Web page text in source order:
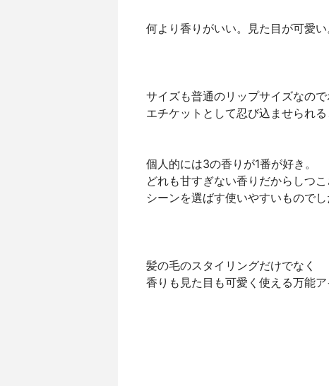
何より香りがいい。見た目が可愛い
サイズも普通のリップサイズなので
エチケットとして忍び込ませられ
個人的には3の香りが1番が好き。
どれも甘すぎない香りだからしつこ
シーンを選ばす使いやすいものでし
髪の毛のスタイリングだけでなく
香りも見た目も可愛く使える万能